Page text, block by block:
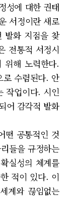
성에 대한 권태
서정이란 새로
발화 지점을 찾
전통적 서정시
해 노력한다.
로 수렴된다. 안
작업이다. 시인
어 감각적 발화
떤 공통적인 것
들을 규정하는
실성의 체계를
적이 있다. 이
계와 끊임없는